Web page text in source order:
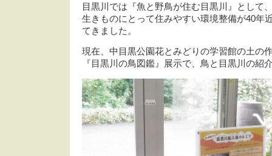
目黒川では『魚と野鳥が住む目黒川』として
生きものにとって住みやすい環境整備が40年
てきました。
現在、中目黒公園花とみどりの学習館の土の
『目黒川の鳥図鑑』展示で、鳥と目黒川の紹